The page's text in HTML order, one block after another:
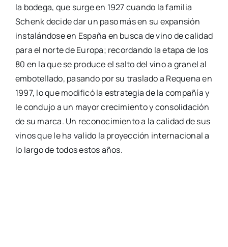
la bode­ga, que sur­ge en 1927 cuan­do la fami­lia
Schenk deci­de dar un paso más en su expan­sión
ins­ta­lán­do­se en Espa­ña en bus­ca de vino de cali­dad
para el nor­te de Euro­pa; recor­dan­do la eta­pa de los
80 en la que se pro­du­ce el sal­to del vino a gra­nel al
embo­te­lla­do, pasan­do por su tras­la­do a Reque­na en
1997, lo que modi­fi­có la estra­te­gia de la com­pa­ñía y
le con­du­jo a un mayor cre­ci­mien­to y con­so­li­da­ción
de su mar­ca. Un reco­no­ci­mien­to a la cali­dad de sus
vinos que le ha vali­do la pro­yec­ción inter­na­cio­nal a
lo lar­go de todos estos años.